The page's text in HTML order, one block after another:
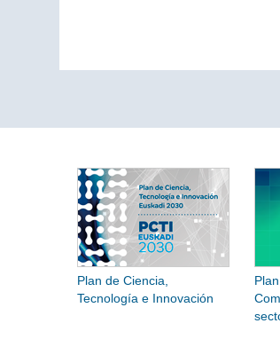
Plan de Ciencia,
Tecnología e Innovación